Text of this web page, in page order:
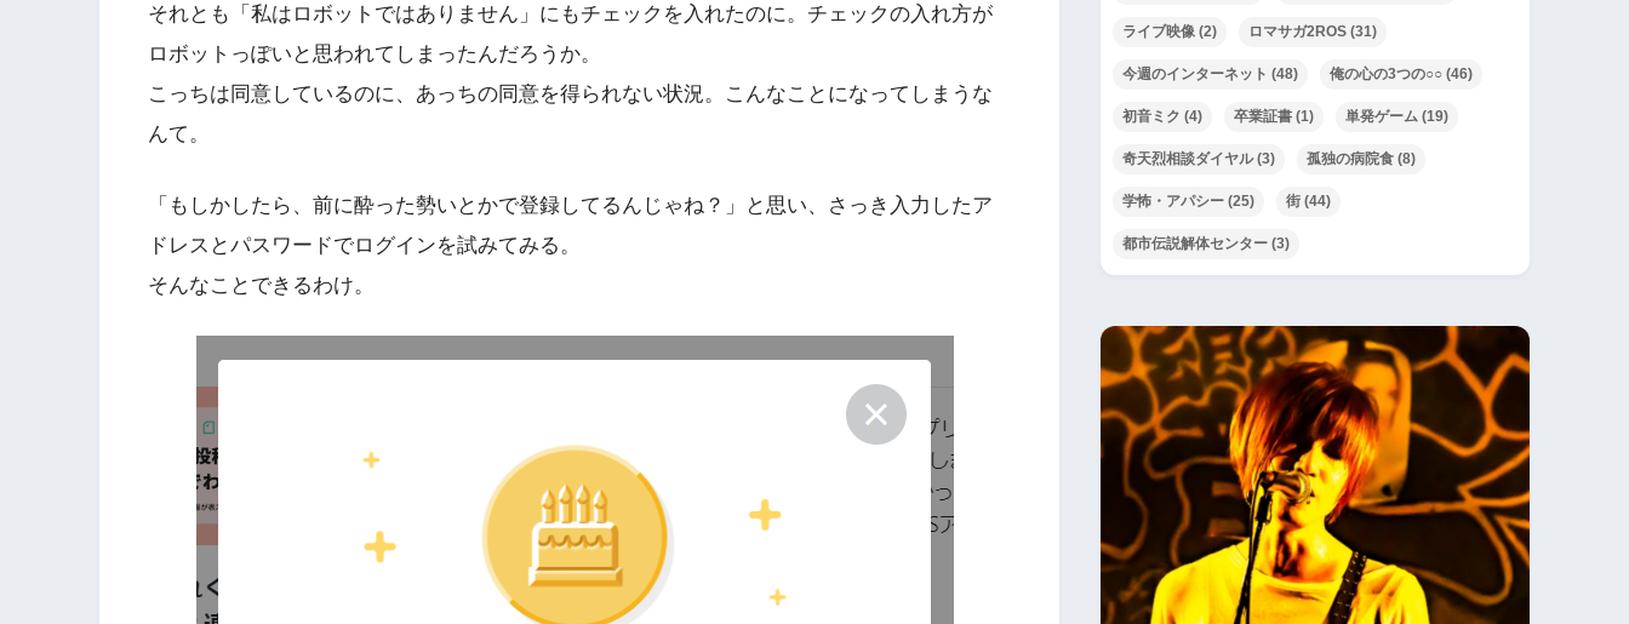
それとも「私はロボットではありません」にもチェックを入れたのに。チェックの入れ方が
ロボットっぽいと思われてしまったんだろうか。
こっちは同意しているのに、あっちの同意を得られない状況。こんなことになってしまうな
んて。
「もしかしたら、前に酔った勢いとかで登録してるんじゃね？」と思い、さっき入力したア
ドレスとパスワードでログインを試みてみる。
そんなことできるわけ。
ライブ映像 (2) ロマサガ2ROS (31)
今週のインターネット (48) 俺の心の3つの○○ (46)
初音ミク (4) 卒業証書 (1) 単発ゲーム (19)
奇天烈相談ダイヤル(3) 孤独の病院食 (8)
学怖・アパシー (25) 街 (44)
都市伝説解体センター (3)